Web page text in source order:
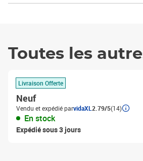
Toutes les
Livraison Offerte
Neuf
Vendu et expédié parvidaXL 2.79/5(14)
En stock
Expédié sous 3 jours